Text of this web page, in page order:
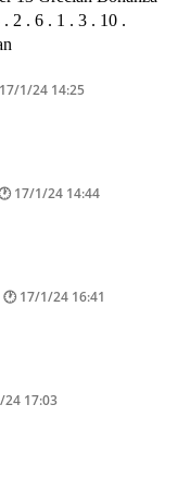
2 . 6 . 1 . 3 . 10 .
17/1/24 14:25
17/1/24 14:44
17/1/24 16:41
24 17:03